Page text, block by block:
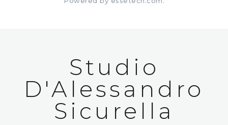
Studio
D'Alessandro
Sicurella